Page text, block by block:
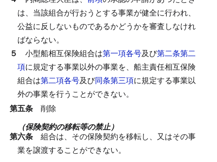
は、当該組合が行おうとする事業が健全に行われ、
公益に反しないものであるかどうかを審査しなけれ
ばならない。
５ 小型船相互保険組合は第一項各号及び第二条第二
項に規定する事業以外の事業を、船主責任相互保険
組合は第二項各号及び同条第三項に規定する事業以
外の事業を行うことができない。
第五条 削除
（保険契約の移転等の禁止）
第六条 組合は、その保険契約を移転し、又はその事
業を譲渡することができない。